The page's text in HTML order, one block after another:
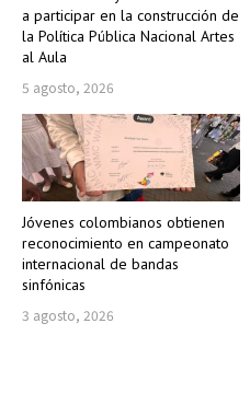
a participar en la construcción de
la Política Pública Nacional Artes
al Aula
5 agosto, 2026
Jóvenes colombianos obtienen
reconocimiento en campeonato
internacional de bandas
sinfónicas
3 agosto, 2026